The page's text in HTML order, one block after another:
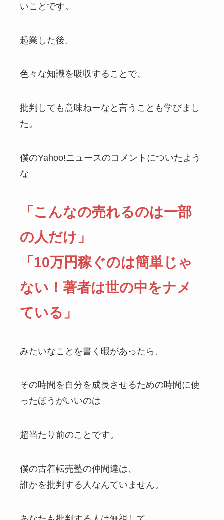
いことです。
起業した後、
色々な知識を吸収することで、
批判しても意味ねーなと言うことも学びまし
た。
僕のYahoo!ニュースのコメントについたよう
な
「こんなの売れるのは一部
の人だけ」
「10万円稼ぐのは簡単じゃ
ない！著者は世の中をナメ
ている」
みたいなことを書く暇があったら、
その時間を自分を成長させるための時間に使
ったほうがいいのは
超当たり前のことです。
僕の古着転売塾の仲間達は、
誰かを批判する人なんていません。